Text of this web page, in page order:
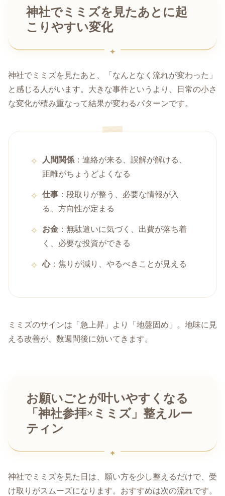
神社でミミズを見たあとに起
こりやすい変化
神社でミミズを見たあと、「なんとなく流れが変わった」
と感じる人がいます。大きな事件というより、日常の小さ
な変化が積み重なって結果が変わるパターンです。
人間関係 ：連絡が来る、誤解が解ける、
距離がちょうどよくなる
仕事 ：段取りが整う、必要な情報が入
る、方向性が定まる
お金 ：無駄遣いに気づく、出費が落ち着
く、必要な投資ができる
心：焦りが減り、やるべきことが見える
ミミズのサインは「急上昇」より「地盤固め」。地味に見
える改善が、数週間後に効いてきます。
お願いごとが叶いやすくなる
「神社参拝×ミミズ」整えルー
ティン
神社でミミズを見た日は、願い方を少し整えるだけで、受
け取りがスムーズになります。おすすめは次の流れです。